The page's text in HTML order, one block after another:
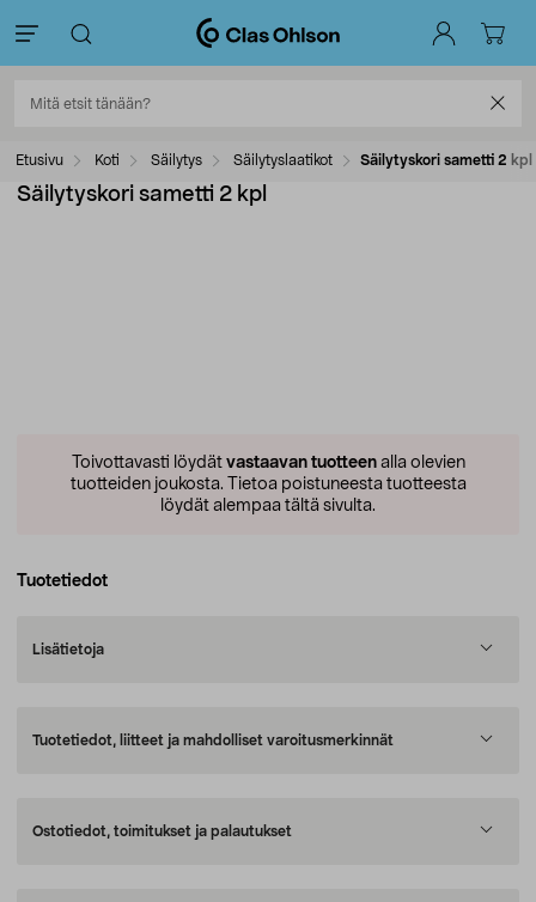
Etusivu Koti Säilytys Säilytyslaatikot Säilytyskori sametti 2 kpl
Säilytyskori sametti 2 kpl
Toivottavasti löydät vastaavan tuotteenalla olevien
tuotteiden joukosta. Tietoa poistuneesta tuotteesta
löydät alempaa tältä sivulta.
Tuotetiedot
Lisätietoja
Tuotetiedot, liitteet ja mahdolliset varoitusmerkinnät
Ostotiedot, toimitukset ja palautukset